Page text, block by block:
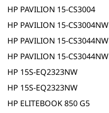
HP PAVILION 15-CS3004
HP PAVILION 15-CS3004NW
HP PAVILION 15-CS3044NW
HP PAVILION 15-CS3044NW
HP 15S-EQ2323NW
HP 15S-EQ2323NW
HP ELITEBOOK 850 G5